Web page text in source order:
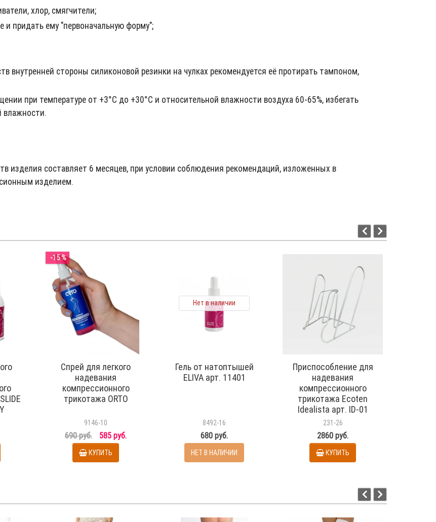
хлор, смягчители;
и придать ему "первоначальную форму";
внутренней стороны силиконовой резинки на чулках рекомендуется её протирать тампоном,
при температуре от +3°C до +30°C и относительной влажности воздуха 60-65%, избегать
влажности.
изделия составляет 6 месяцев, при условии соблюдения рекомендаций, изложенных в
изделием.
-15 %
Спрей для легкого
надевания
компрессионного
трикотажа ORTO
9146-10
690 руб. 585 руб.
КУПИТЬ
Нет в наличии
Гель от натоптышей
ELIVA арт. 11401
8492-16
680 руб.
НЕТ В НАЛИЧИИ
Приспособление для
надевания
компрессионного
трикотажа Ecoten
Idealista арт. ID-01
231-26
2860 руб.
КУПИТЬ